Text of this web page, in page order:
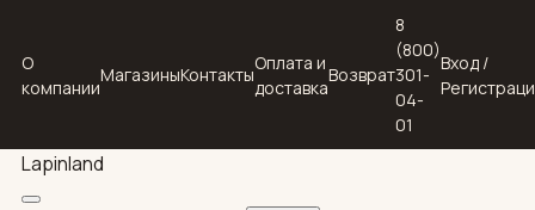
О
компании
МагазиныКонтакты
Оплата и
доставка
Возврат
8
(800)
301-
04-
01
Вход /
Lapinland